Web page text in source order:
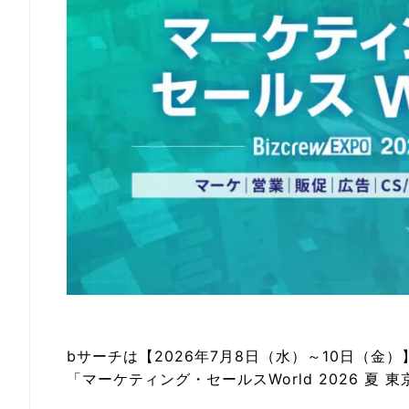
bサーチは【2026年7月8日（水）～10日（金）
「マーケティング・セールスWorld 2026 夏 東